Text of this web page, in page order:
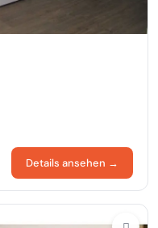
Details ansehen →